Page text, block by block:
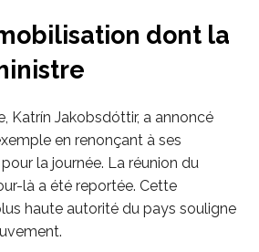
dont la
Katrín Jakobsdóttir, a annoncé
en renonçant à ses
la journée. La réunion du
là a été reportée. Cette
haute autorité du pays souligne